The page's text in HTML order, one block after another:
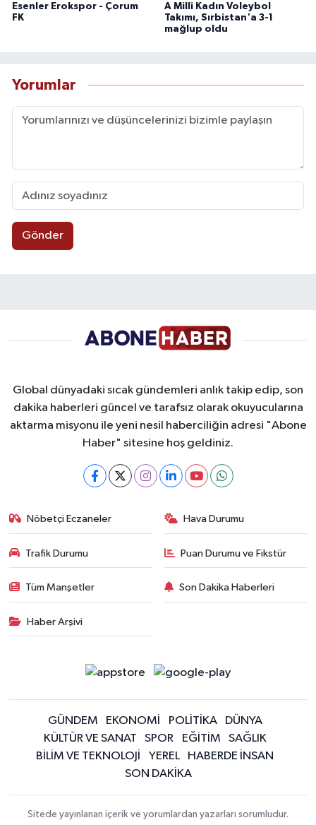
Esenler Erokspor - Çorum
FK
A Milli Kadın Voleybol
Takımı, Sırbistan'a 3-1
mağlup oldu
Yorumlar
Gönder
Global dünyadaki sıcak gündemleri anlık takip edip, son
dakika haberleri güncel ve tarafsız olarak okuyucularına
aktarma misyonu ile yeni nesil haberciliğin adresi "Abone
Haber" sitesine hoş geldiniz.
Nöbetçi Eczaneler Hava Durumu
Trafik Durumu Puan Durumu ve Fikstür
Tüm Manşetler Son Dakika Haberleri
Haber Arşivi
GÜNDEM EKONOMİ POLİTİKA
DÜNYA
KÜLTÜR VE SANAT
SPOR EĞİTİM
SAĞLIK
BİLİM VE TEKNOLOJİ
YEREL
HABERDE İNSAN
SON DAKİKA
Sitede yayınlanan içerik ve yorumlardan yazarları sorumludur.